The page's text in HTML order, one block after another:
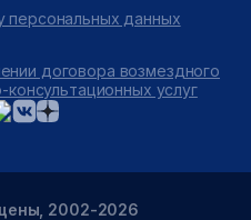
персональных данных
договора возмездного
услуг
2002-2026